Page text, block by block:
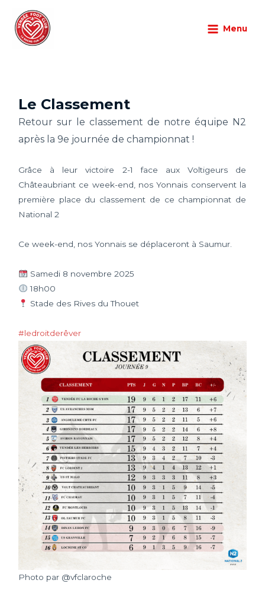
contenu
Menu
Menu
Championnat Laisser un commentaire
Le Classement
Retour sur le classement de notre équipe N2
après la 9e journée de championnat !
Grâce à leur victoire 2-1 face aux Voltigeurs de
Châteaubriant ce week-end, nos Yonnais conservent la
première place du classement de ce championnat de
National 2
Ce week-end, nos Yonnais se déplaceront à Saumur.
Samedi 8 novembre 2025
18h00
Stade des Rives du Thouet
#ledroitderêver
Photo par @vfclaroche